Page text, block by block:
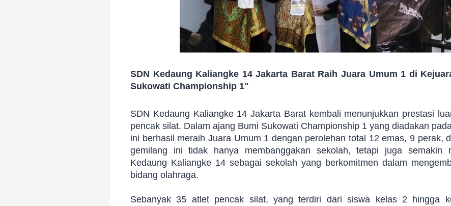
SDN Kedaung Kaliangke 14 Jakarta Barat Raih Juara Umum 1 di
Sukowati Championship 1"
SDN Kedaung Kaliangke 14 Jakarta Barat kembali menunjukkan prestasi
pencak silat. Dalam ajang Bumi Sukowati Championship 1 yang diadakan
ini berhasil meraih Juara Umum 1 dengan perolehan total 12 emas, 9 perak,
gemilang ini tidak hanya membanggakan sekolah, tetapi juga semakin
Kedaung Kaliangke 14 sebagai sekolah yang berkomitmen dalam
bidang olahraga.
Sebanyak 35 atlet pencak silat, yang terdiri dari siswa kelas 2 hingga